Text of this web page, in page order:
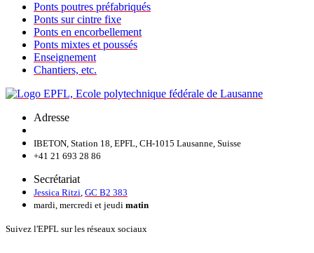
Ponts poutres préfabriqués
Ponts sur cintre fixe
Ponts en encorbellement
Ponts mixtes et poussés
Enseignement
Chantiers, etc.
Adresse
IBETON, Station 18, EPFL, CH-1015 Lausanne, Suisse
+41 21 693 28 86
Secrétariat
Jessica Ritzi GC B2 383
mardi, mercredi et jeudi matin
Suivez l'EPFL sur les réseaux sociaux